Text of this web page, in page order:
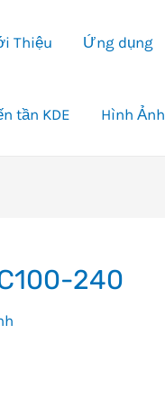
Thiệu Ứng dụng
tần KDE Hình Ảnh
240